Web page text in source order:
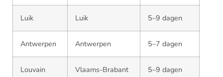
Luik Luik 5–9 dagen
Antwerpen Antwerpen 5–7 dagen
Louvain Vlaams-Brabant 5–9 dagen